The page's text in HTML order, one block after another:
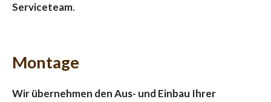
Serviceteam.
Montage
Wir übernehmen den Aus- und Einbau Ihrer